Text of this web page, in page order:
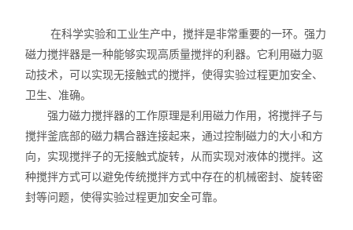
低温冷却液循环泵
高低温循环一体机
不锈钢高压反应釜
电热套
在科学实验和工业生产中，搅拌是非常重要的一环。强力
磁力搅拌器是一种能够实现高质量搅拌的利器。它利用磁力驱
动技术，可以实现无接触式的搅拌，使得实验过程更加安全、
卫生、准确。
强力磁力搅拌器的工作原理是利用磁力作用，将搅拌子与
搅拌釜底部的磁力耦合器连接起来，通过控制磁力的大小和方
向，实现搅拌子的无接触式旋转，从而实现对液体的搅拌。这
种搅拌方式可以避免传统搅拌方式中存在的机械密封、旋转密
封等问题，使得实验过程更加安全可靠。